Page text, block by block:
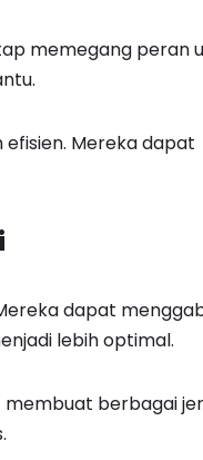
memegang peran
Mereka dapat
dapat
lebih optimal.
membuat berbagai